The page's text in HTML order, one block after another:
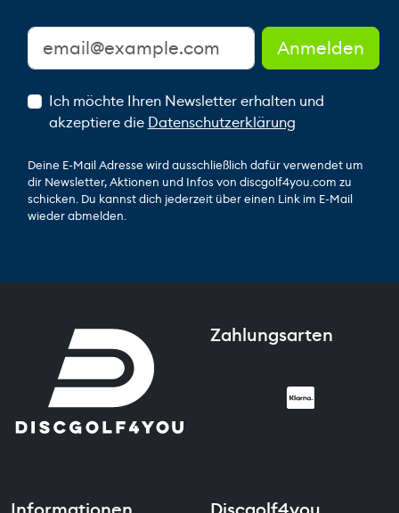
Ich möchte Ihren Newsletter erhalten und
akzeptiere die Datenschutzerklärung
Deine E-Mail Adresse wird ausschließlich dafür verwendet um
dir Newsletter, Aktionen und Infos von discgolf4you.com zu
schicken. Du kannst dich jederzeit über einen Link im E-Mail
wieder abmelden.
Zahlungsarten